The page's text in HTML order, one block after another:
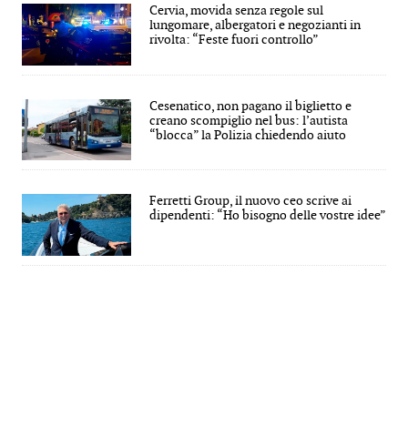
Cervia, movida senza regole sul
lungomare, albergatori e negozianti in
rivolta: “Feste fuori controllo”
Cesenatico, non pagano il biglietto e
creano scompiglio nel bus: l’autista
“blocca” la Polizia chiedendo aiuto
Ferretti Group, il nuovo ceo scrive ai
dipendenti: “Ho bisogno delle vostre idee”